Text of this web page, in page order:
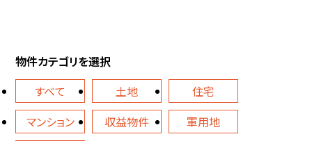
物件カテゴリを選択
すべて
土地
住宅
マンション
収益物件
軍用地